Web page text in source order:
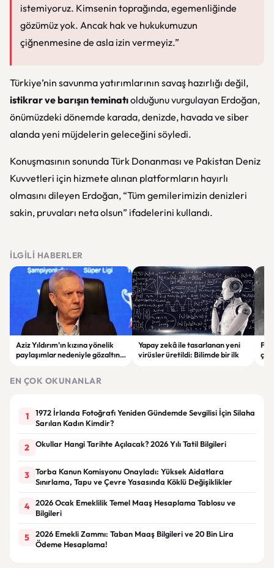
istemiyoruz. Kimsenin toprağında, egemenliğinde
gözümüz yok. Ancak hak ve hukukumuzun
çiğnenmesine de asla izin vermeyiz.”
Türkiye’nin savunma yatırımlarının savaş hazırlığı değil,
istikrar ve barışın teminatıolduğunu vurgulayan Erdoğan,
önümüzdeki dönemde karada, denizde, havada ve siber
alanda yeni müjdelerin geleceğini söyledi.
Konuşmasının sonunda Türk Donanması ve Pakistan Deniz
Kuvvetleri için hizmete alınan platformların hayırlı
olmasını dileyen Erdoğan, “Tüm gemilerimizin denizleri
sakin, pruvaları neta olsun” ifadelerini kullandı.
İLGILI HABERLER
Aziz Yıldırım’ın kızına yönelik
paylaşımlar nedeniyle gözaltına
Yapay zekâ ile tasarlanan yeni
virüsler üretildi: Bilimde bir ilk
EN ÇOK OKUNANLAR
1
1972 İrlanda Fotoğrafı Yeniden Gündemde Sevgilisi İçin Silaha
Sarılan Kadın Kimdir?
2 Okullar Hangi Tarihte Açılacak? 2026 Yılı Tatil Bilgileri
3
Torba Kanun Komisyonu Onayladı: Yüksek Aidatlara
Sınırlama, Tapu ve Çevre Yasasında Köklü Değişiklikler
4
2026 Ocak Emeklilik Temel Maaş Hesaplama Tablosu ve
Bilgileri
5
2026 Emekli Zammı: Taban Maaş Bilgileri ve 20 Bin Lira
Ödeme Hesaplama!